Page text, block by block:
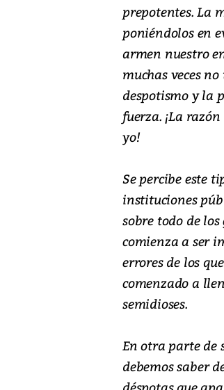
prepotentes. La
poniéndolos en
armen nuestro
muchas veces
despotismo y la
fuerza. ¡La
yo!
Se percibe este
instituciones
sobre todo de
comienza a ser
errores de los
comenzado a
semidioses.
En otra parte de
debemos saber